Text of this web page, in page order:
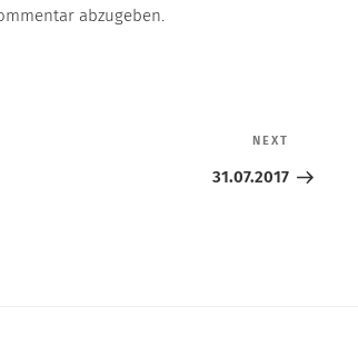
abzugeben.
Post
NEXT
31.07.2017